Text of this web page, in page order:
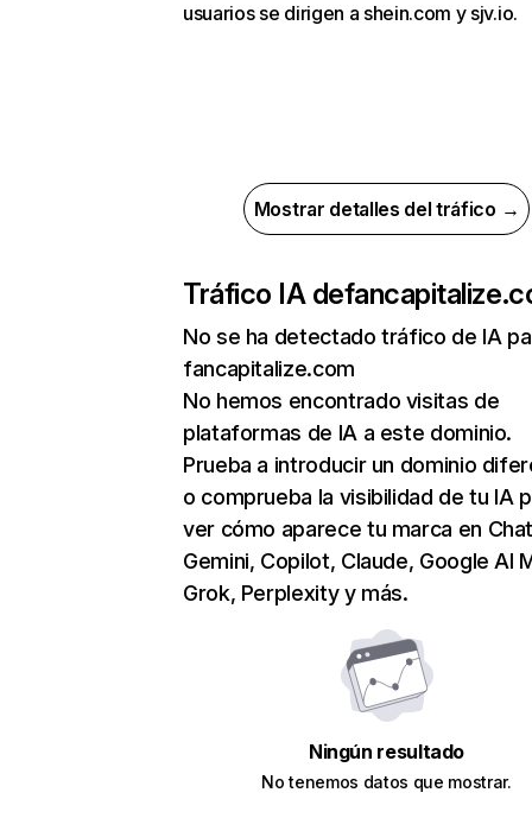
usuarios se dirigen a shein.com y sjv.io.
Mostrar detalles del tráfico →
Tráfico IA de
No se ha detectado tráfico de IA
fancapitalize.com
No hemos encontrado visitas de
plataformas de IA a este dominio.
Prueba a introducir un dominio
o comprueba la visibilidad de tu IA
ver cómo aparece tu marca en
Gemini, Copilot, Claude, Google AI
Grok, Perplexity y más.
Ningún resultado
No tenemos datos que mostrar.